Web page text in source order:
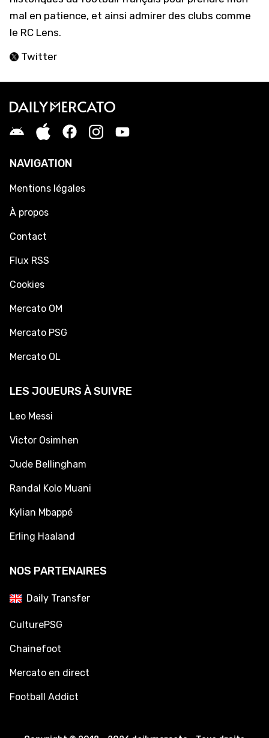
mal en patience, et ainsi admirer des clubs comme
le RC Lens.
Twitter
NAVIGATION
Mentions légales
À propos
Contact
Flux RSS
Cookies
Mercato OM
Mercato PSG
Mercato OL
LES JOUEURS À SUIVRE
Leo Messi
Victor Osimhen
Jude Bellingham
Randal Kolo Muani
Kylian Mbappé
Erling Haaland
NOS PARTENAIRES
Daily Transfer
CulturePSG
Chainefoot
Mercato en direct
Football Addict